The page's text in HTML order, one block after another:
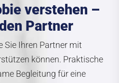
verstehen –
Partner
Sie Ihren Partner mit
können. Praktische
Begleitung für eine